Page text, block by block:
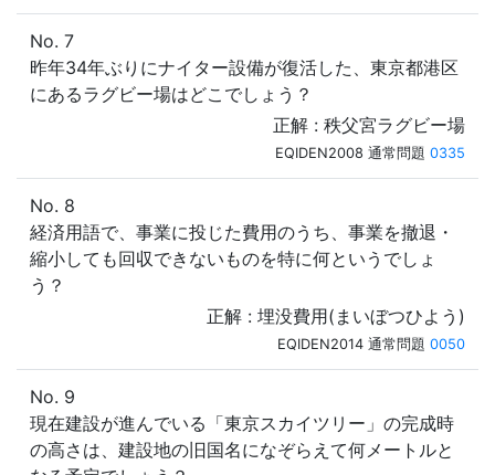
No. 7
昨年34年ぶりにナイター設備が復活した、東京都港区
にあるラグビー場はどこでしょう？
正解 : 秩父宮ラグビー場
EQIDEN2008 通常問題 0335
No. 8
経済用語で、事業に投じた費用のうち、事業を撤退・
縮小しても回収できないものを特に何というでしょ
う？
正解 : 埋没費用(まいぼつひよう)
EQIDEN2014 通常問題 0050
No. 9
現在建設が進んでいる「東京スカイツリー」の完成時
の高さは、建設地の旧国名になぞらえて何メートルと